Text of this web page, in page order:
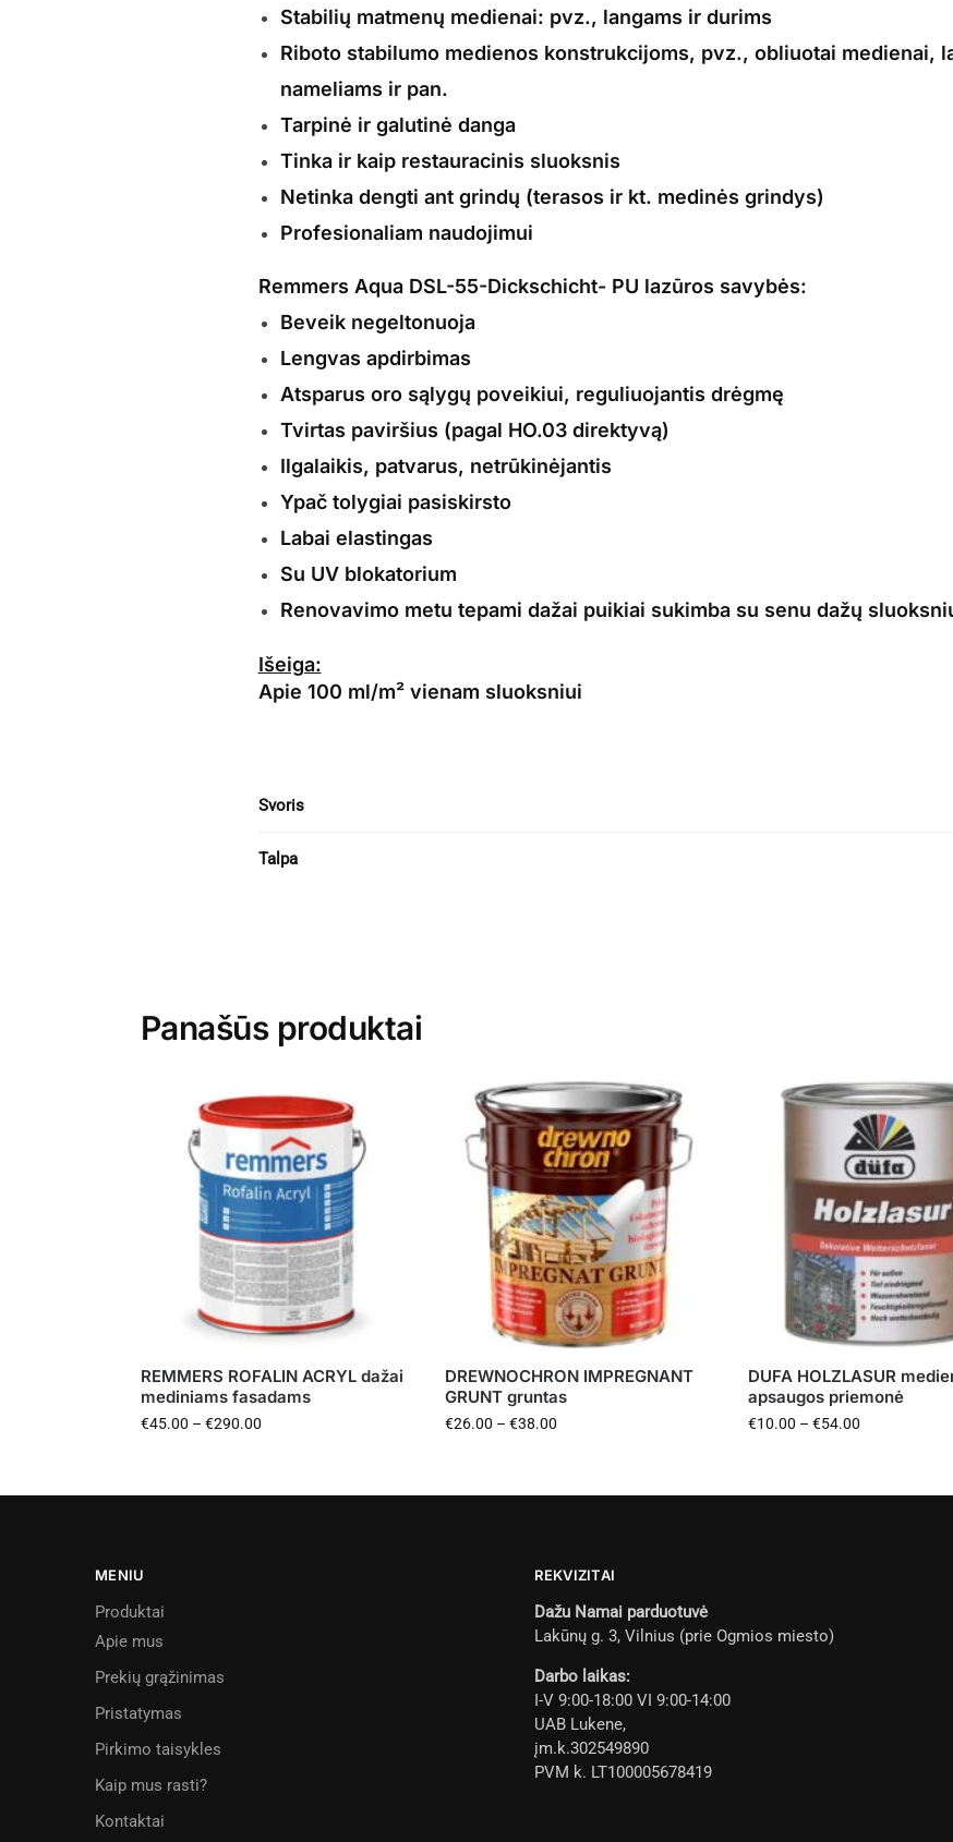
Stabilių matmenų medienai: pvz., langams ir durims
Riboto stabilumo medienos konstrukcijoms, pvz., obliuotai medienai,
nameliams ir pan.
Tarpinė ir galutinė danga
Tinka ir kaip restauracinis sluoksnis
Netinka dengti ant grindų (terasos ir kt. medinės grindys)
Profesionaliam naudojimui
Remmers Aqua DSL-55-Dickschicht- PU lazūros savybės:
Beveik negeltonuoja
Lengvas apdirbimas
Atsparus oro sąlygų poveikiui, reguliuojantis drėgmę
Tvirtas paviršius (pagal HO.03 direktyvą)
Ilgalaikis, patvarus, netrūkinėjantis
Ypač tolygiai pasiskirsto
Labai elastingas
Su UV blokatorium
Renovavimo metu tepami dažai puikiai sukimba su senu dažų
Išeiga:
Apie 100 ml/m² vienam sluoksniui
Svoris
Talpa
Panašūs produktai
REMMERS ROFALIN ACRYL dažai
mediniams fasadams
€45.00 – €290.00
DREWNOCHRON IMPREGNANT
GRUNT gruntas
€26.00 – €38.00
DUFA HOLZLASUR
apsaugos priemonė
€10.00 – €54.00
MENIU
Produktai
Apie mus
Prekių grąžinimas
Pristatymas
Pirkimo taisykles
Kaip mus rasti?
Kontaktai
REKVIZITAI
Dažu Namai parduotuvė
Lakūnų g. 3, Vilnius (prie Ogmios miesto)
Darbo laikas:
I-V 9:00-18:00 VI 9:00-14:00
UAB Lukene,
įm.k.302549890
PVM k. LT100005678419